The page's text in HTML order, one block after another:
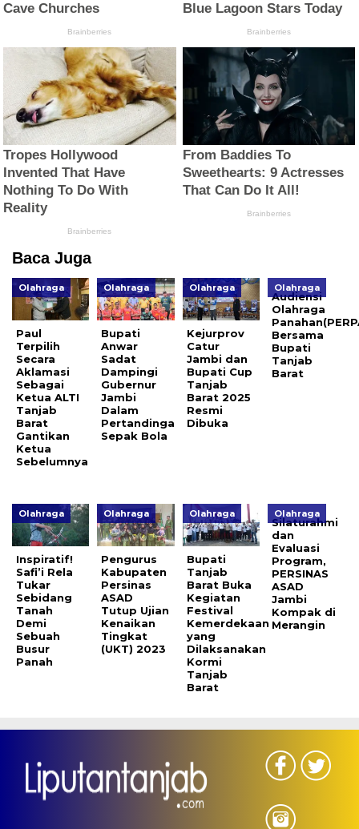
Baca Juga
Olahraga
Paul
Terpilih
Secara
Aklamasi
Sebagai
Ketua ALTI
Tanjab
Barat
Gantikan
Ketua
Sebelumnya
Olahraga
Bupati
Anwar
Sadat
Dampingi
Gubernur
Jambi
Dalam
Pertandinga
Sepak Bola
Olahraga
Kejurprov
Catur
Jambi dan
Bupati Cup
Tanjab
Barat 2025
Resmi
Dibuka
Olahraga
Audiensi
Olahraga
Bersama
Bupati
Tanjab
Barat
Olahraga
Inspiratif!
Safi’i Rela
Tukar
Sebidang
Tanah
Demi
Sebuah
Busur
Panah
Olahraga
Pengurus
Kabupaten
Persinas
ASAD
Tutup Ujian
Kenaikan
Tingkat
(UKT) 2023
Olahraga
Bupati
Tanjab
Barat Buka
Kegiatan
Festival
Kemerdekaan
yang
Dilaksanakan
Kormi
Tanjab
Barat
Olahraga
Silaturahmi
dan
Evaluasi
Program,
PERSINAS
ASAD
Jambi
Kompak di
Merangin